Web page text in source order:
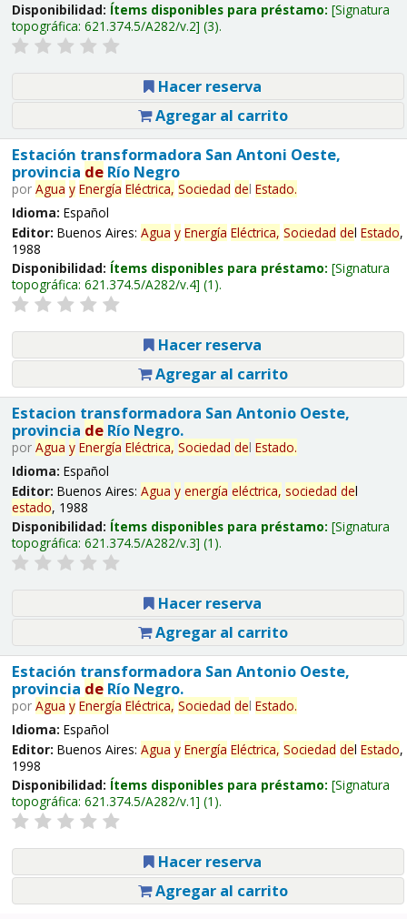
Disponibilidad: Ítems disponibles para préstamo: Signatura
topográfica: 621.374.5/A282/v.2 (3).
Hacer reserva
Agregar al carrito
Estación transformadora San Antoni Oeste,
provincia deRío Negro
por Agua y Energía Eléctrica, Sociedad del Estado.
Idioma: Español
Editor: Buenos Aires: Agua y Energía Eléctrica, Sociedad del Estado,
1988
Disponibilidad: Ítems disponibles para préstamo: Signatura
topográfica: 621.374.5/A282/v.4 (1).
Hacer reserva
Agregar al carrito
Estacion transformadora San Antonio Oeste,
provincia deRío Negro.
por Agua y Energía Eléctrica, Sociedad del Estado.
Idioma: Español
Editor: Buenos Aires: Agua y energía eléctrica, sociedad del
estado, 1988
Disponibilidad: Ítems disponibles para préstamo: Signatura
topográfica: 621.374.5/A282/v.3 (1).
Hacer reserva
Agregar al carrito
Estación transformadora San Antonio Oeste,
provincia deRío Negro.
por Agua y Energía Eléctrica, Sociedad del Estado.
Idioma: Español
Editor: Buenos Aires: Agua y Energía Eléctrica, Sociedad del Estado,
1998
Disponibilidad: Ítems disponibles para préstamo: Signatura
topográfica: 621.374.5/A282/v.1 (1).
Hacer reserva
Agregar al carrito